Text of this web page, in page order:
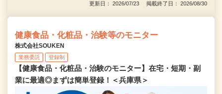
更新日： 2026/07/23 掲載終了日： 2026/08/30
健康食品・化粧品・治験等のモニター
株式会社SOUKEN
業務委託 登録制
【健康食品・化粧品・治験のモニター】在宅・短期・副
業に最適◎まずは簡単登録！＜兵庫県＞